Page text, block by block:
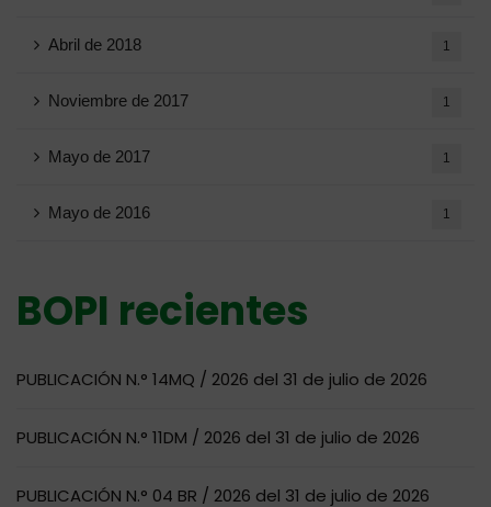
Abril de 2018 1
Noviembre de 2017 1
Mayo de 2017 1
Mayo de 2016 1
BOPI recientes
PUBLICACIÓN N.° 14MQ / 2026 del 31 de julio de 2026
PUBLICACIÓN N.° 11DM / 2026 del 31 de julio de 2026
PUBLICACIÓN N.° 04 BR / 2026 del 31 de julio de 2026